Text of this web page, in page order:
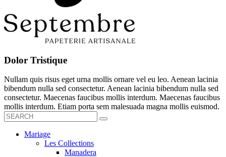
Dolor Tristique
Nullam quis risus eget urna mollis ornare vel eu leo. Aenean lacinia
bibendum nulla sed consectetur. Aenean lacinia bibendum nulla sed
consectetur. Maecenas faucibus mollis interdum. Maecenas faucibus
mollis interdum. Etiam porta sem malesuada magna mollis euismod.
Mariage
Les Collections
Manadera